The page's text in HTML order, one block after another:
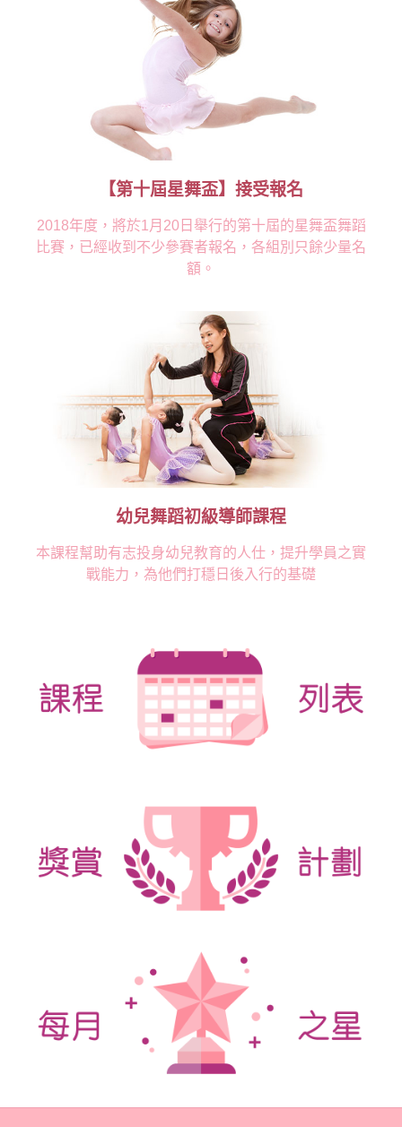
【第十屆星舞盃】接受報名
2018年度，將於1月20日舉行的第十屆的星舞盃舞蹈
比賽，已經收到不少參賽者報名，各組別只餘少量名
額。
幼兒舞蹈初級導師課程
本課程幫助有志投身幼兒教育的人仕，提升學員之實
戰能力，為他們打穩日後入行的基礎